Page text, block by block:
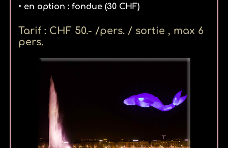
• en option : fondue (30 CHF)
Tarif : CHF 50.- /pers. / sortie , max 6
pers.